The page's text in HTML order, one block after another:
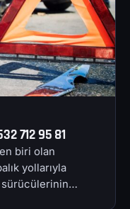
712 95 81
biri olan
yollarıyla
sürücülerinin…